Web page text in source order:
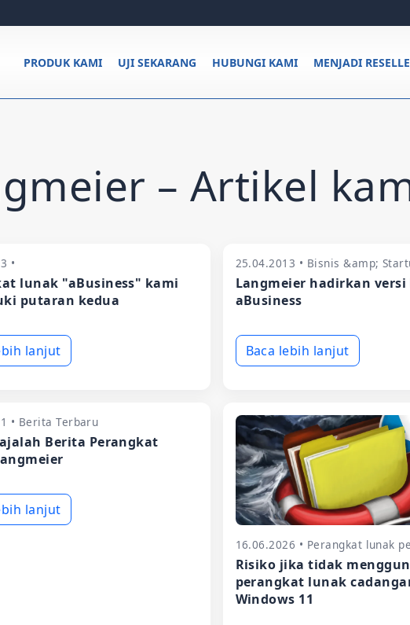
MENJADI
HUBUNGI KAMI
UJI SEKARANG
PRODUK KAMI
– Artikel
•
lunak "aBusiness" kami
putaran kedua
lanjut
25.04.2013 • Bisnis &amp;
Langmeier hadirkan versi
aBusiness
Baca lebih lanjut
• Berita Terbaru
Berita Perangkat
lanjut
16.06.2026 • Perangkat lunak
Risiko jika tidak
perangkat lunak
Windows 11